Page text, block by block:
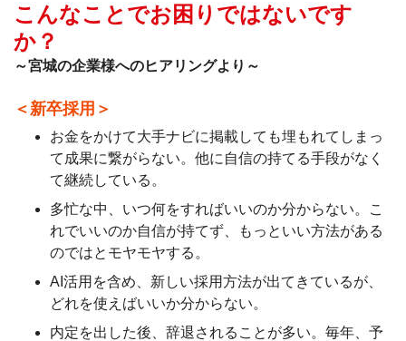
こんなことでお困りではないです
か？
～宮城の企業様へのヒアリングより～
＜新卒採用＞
お金をかけて大手ナビに掲載しても埋もれてしまっ
て成果に繋がらない。他に自信の持てる手段がなく
て継続している。
多忙な中、いつ何をすればいいのか分からない。こ
れでいいのか自信が持てず、もっといい方法がある
のではとモヤモヤする。
AI活用を含め、新しい採用方法が出てきているが、
どれを使えばいいか分からない。
内定を出した後、辞退されることが多い。毎年、予